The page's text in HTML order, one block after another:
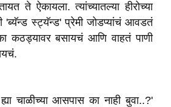
ते ऐकायला. त्यांच्यातल्या हीरोच्या
स्ट्यॅन्ड' प्रेमी जोडप्यांचं आवडतं
कठड्यावर बसायचं आणि वाहतं पाणी
चाळीच्या आसपास का नाही बुवा..?'